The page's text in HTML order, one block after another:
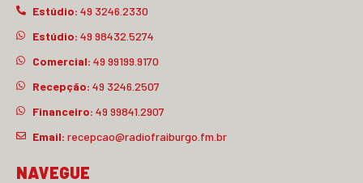
Estúdio: 49 3246.2330
Estúdio: 49 98432.5274
Comercial: 49 99199.9170
Recepção: 49 3246.2507
Financeiro: 49 99841.2907
Email: recepcao@radiofraiburgo.fm.br
NAVEGUE